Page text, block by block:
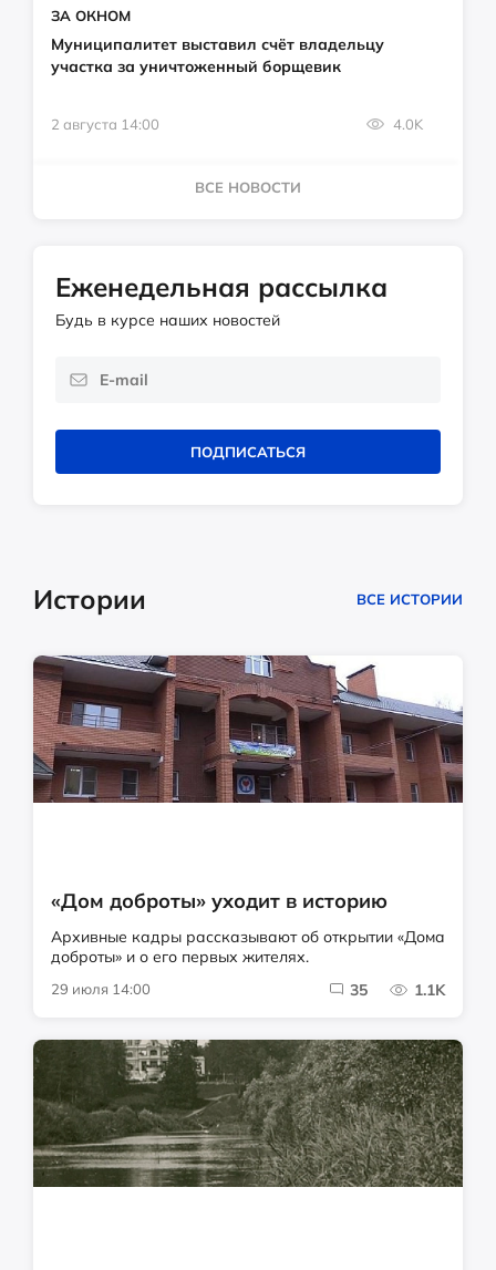
ЗА ОКНОМ
Муниципалитет выставил счёт владельцу
участка за уничтоженный борщевик
2 августа 14:00 4.0K
ВСЕ НОВОСТИ
Еженедельная рассылка
Будь в курсе наших новостей
ПОДПИСАТЬСЯ
Истории ВСЕ ИСТОРИИ
«Дом доброты» уходит в историю
Архивные кадры рассказывают об открытии «Дома
доброты» и о его первых жителях.
29 июля 14:00 35 1.1K